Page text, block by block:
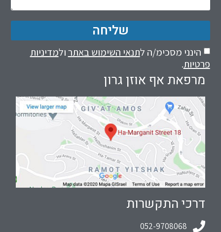
דרכי התקשרות
052-9708068
מרפאת אף אוזן גרון
הינני מסכימ/ה לתנאי השימוש באתרולמדיניות
פרטיות.
שליחה